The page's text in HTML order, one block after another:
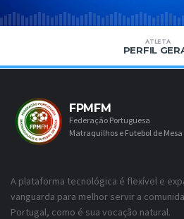
ATLETA
PERFIL
FPMFM
Federação Portuguesa
Matraquilhos e Futebol de Mesa
A plataforma tecnológica é flexível e
vanguarda para melhor servir a
Portugal, como é sua vocação natural.